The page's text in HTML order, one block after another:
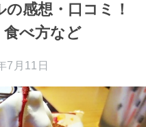
感想・口コミ！
べ方など
7月11日